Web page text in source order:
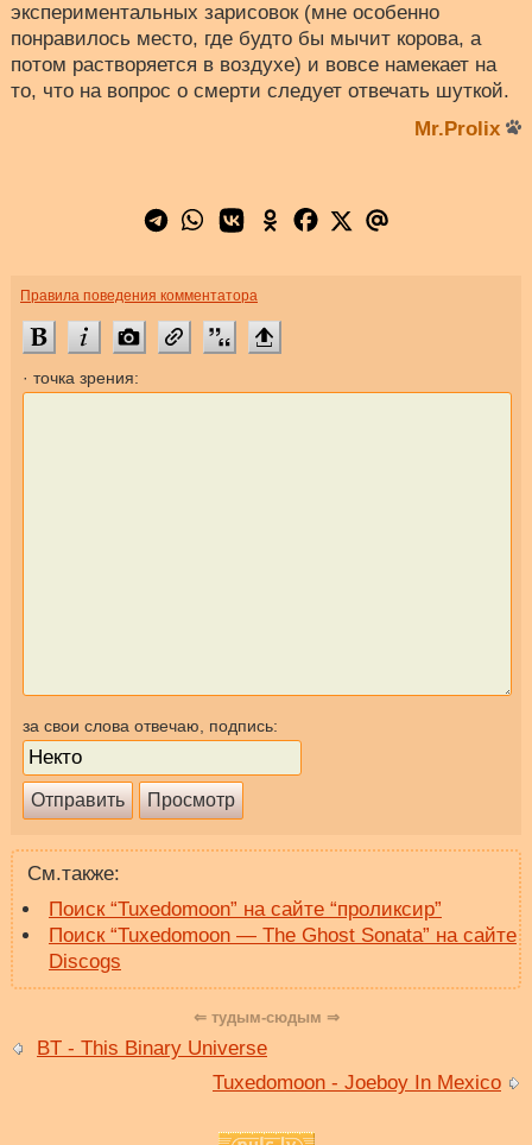
экспериментальных зарисовок (мне особенно
понравилось место, где будто бы мычит корова, а
потом растворяется в воздухе) и вовсе намекает на
то, что на вопрос о смерти следует отвечать шуткой.
Mr.Prolix
Правила поведения комментатора
· точка зрения:
за свои слова отвечаю, подпись:
См.также:
Поиск “Tuxedomoon” на сайте “проликсир”
Поиск “Tuxedomoon — The Ghost Sonata” на сайте
Discogs
⇐ тудым-сюдым ⇒
BT - This Binary Universe
Tuxedomoon - Joeboy In Mexico